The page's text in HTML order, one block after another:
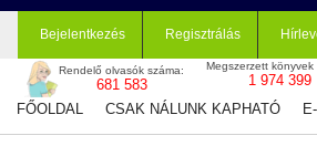
Bejelentkezés Regisztrálás
Rendelő olvasók száma:
681 583
Megszerzett könyvek
1 974 399
FŐOLDAL
CSAK NÁLUNK KAPHATÓ